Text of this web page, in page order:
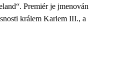
Premiér je jmenován
králem Karlem III., a